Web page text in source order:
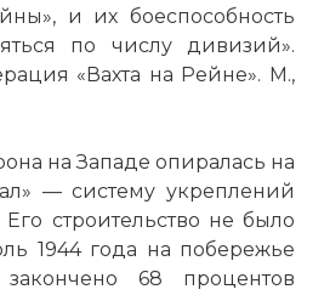
и их боеспособность
по числу дивизий».
«Вахта на Рейне». М.,
на Западе опиралась на
— систему укреплений
строительство не было
1944 года на побережье
68 процентов